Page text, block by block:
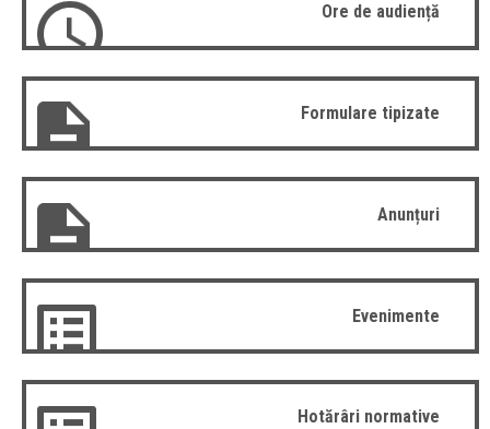
Ore de audiență
Formulare tipizate
Anunțuri
Evenimente
Hotărâri normative